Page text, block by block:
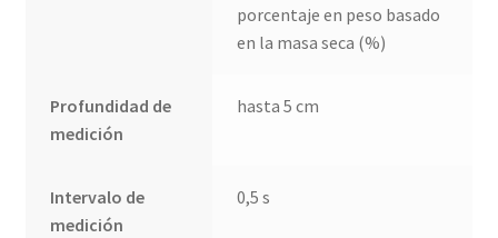
porcentaje en peso basado
en la masa seca (%)
Profundidad de
medición
hasta 5 cm
Intervalo de
medición
0,5 s